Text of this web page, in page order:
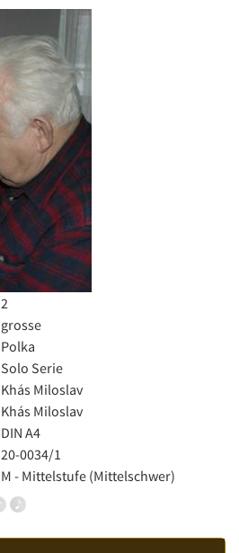
2
grosse
Polka
Solo Serie
Khás Miloslav
Khás Miloslav
DIN A4
20-0034/1
M - Mittelstufe (Mittelschwer)